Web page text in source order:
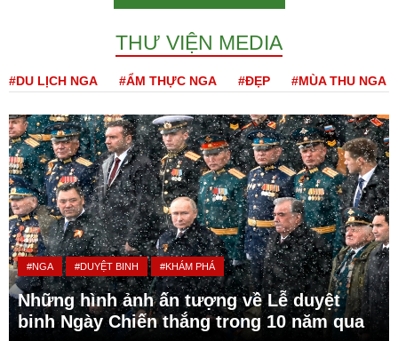
THƯ VIỆN MEDIA
#DU LỊCH NGA #ẨM THỰC NGA #ĐẸP #MÙA THU NGA
#NGA #DUYỆT BINH #KHÁM PHÁ
Những hình ảnh ấn tượng về Lễ duyệt
binh Ngày Chiến thắng trong 10 năm qua